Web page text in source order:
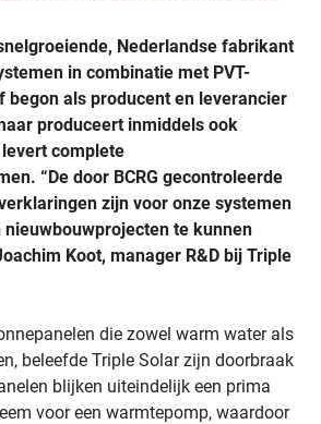
Nederlandse fabrikant
in combinatie met PVT-
begon als producent en leverancier
produceert inmiddels ook
complete
“De door BCRG gecontroleerde
zijn voor onze systemen
te kunnen
Koot, manager R&D bij Triple
die zowel warm water als
beleefde Triple Solar zijn doorbraak
blijken uiteindelijk een prima
voor een warmtepomp, waardoor